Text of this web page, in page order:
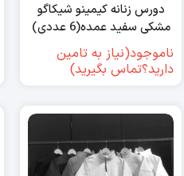
دورس زنانه کیمینو شیکاگو
مشکی سفید عمده(6 عددی)
ناموجود(نیاز به تامین
دارید؟تماس بگیرید)